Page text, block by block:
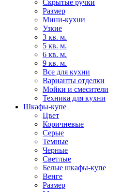
Скрытые ручки
Размер
Мини-кухни
Узкие
3 кв. м.
5 кв. м.
6 кв. м.
9 кв. м.
Все для кухни
Варианты отделки
Мойки и смесители
Техника для кухни
Шкафы-купе
Цвет
Коричневые
Серые
Темные
Черные
Светлые
Белые шкафы-купе
Венге
Размер